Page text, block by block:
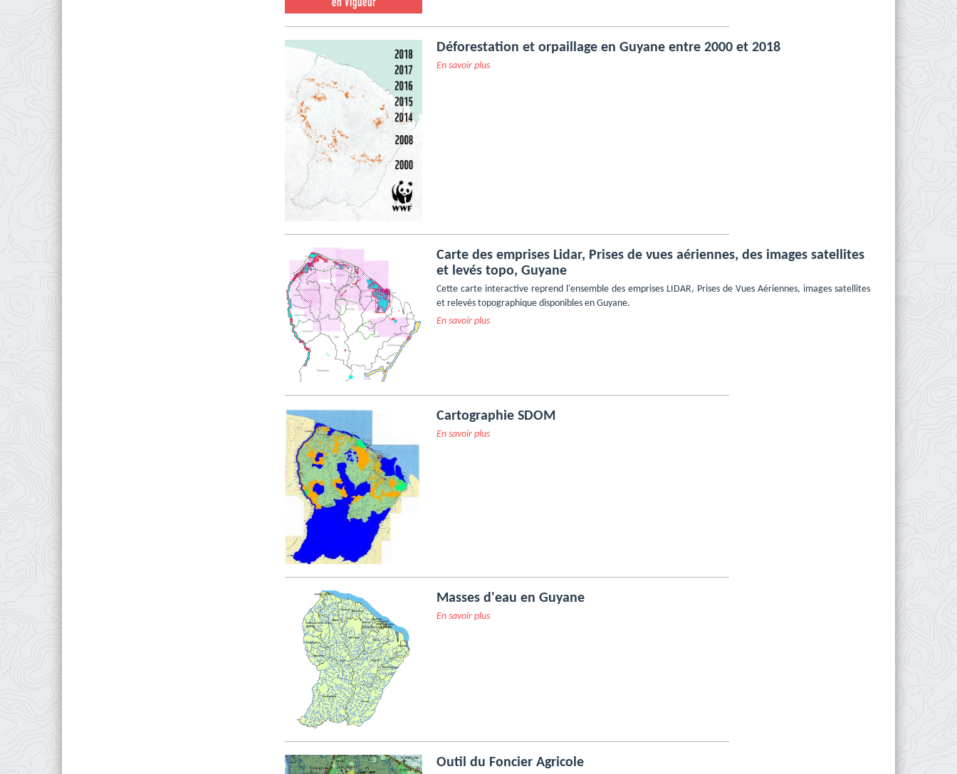
Déforestation et orpaillage en Guyane entre 2000 et 2018
En savoir plus
Carte des emprises Lidar, Prises de vues aériennes, des images satellites
et levés topo, Guyane
Cette carte interactive reprend l'ensemble des emprises LIDAR, Prises de Vues Aériennes, images satellites
et relevés topographique disponibles en Guyane.
En savoir plus
Cartographie SDOM
En savoir plus
Masses d'eau en Guyane
En savoir plus
Outil du Foncier Agricole